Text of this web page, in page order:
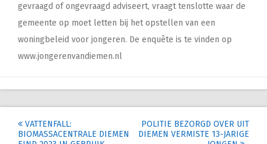
gevraagd of ongevraagd adviseert, vraagt tenslotte waar de
gemeente op moet letten bij het opstellen van een
woningbeleid voor jongeren. De enquête is te vinden op
www.jongerenvandiemen.nl
Post
VATTENFALL:
BIOMASSACENTRALE DIEMEN
POLITIE BEZORGD OVER UIT
DIEMEN VERMISTE 13-JARIGE